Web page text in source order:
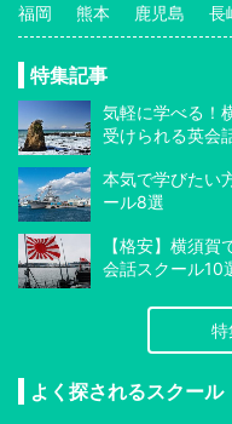
福岡 熊本 鹿児島 長
特集記事
気軽に学べる！
受けられる英会
本気で学びたい
ール8選
【格安】横須
会話スクール10
特
よく探されるスクール